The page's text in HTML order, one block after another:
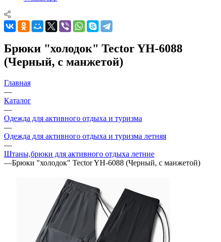
Брюки "холодок" Tector YH-6088
(Черный, с манжетой)
Главная
—
Каталог
—
Одежда для активного отдыха и туризма
—
Одежда для активного отдыха и туризма летняя
—
Штаны,брюки для активного отдыха летние
—Брюки "холодок" Tector YH-6088 (Черный, с манжетой)